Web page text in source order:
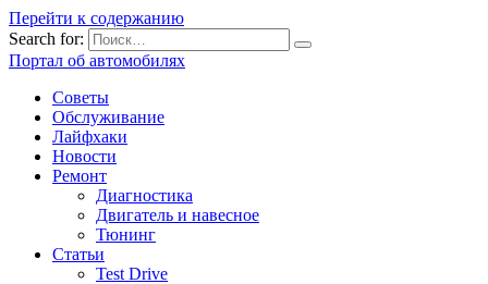
Перейти к содержанию
Search for:
Портал об автомобилях
Советы
Обслуживание
Лайфхаки
Новости
Ремонт
Диагностика
Двигатель и навесное
Тюнинг
Статьи
Test Drive